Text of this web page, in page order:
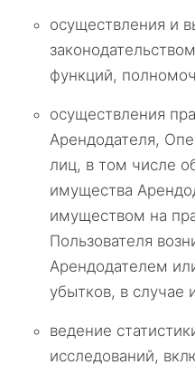
осуществления и
функций,
осуществления
Арендодателя,
лиц, в том числе
имущества
имуществом на
Пользователя
Арендодателем
убытков, в случае
ведение
исследований,